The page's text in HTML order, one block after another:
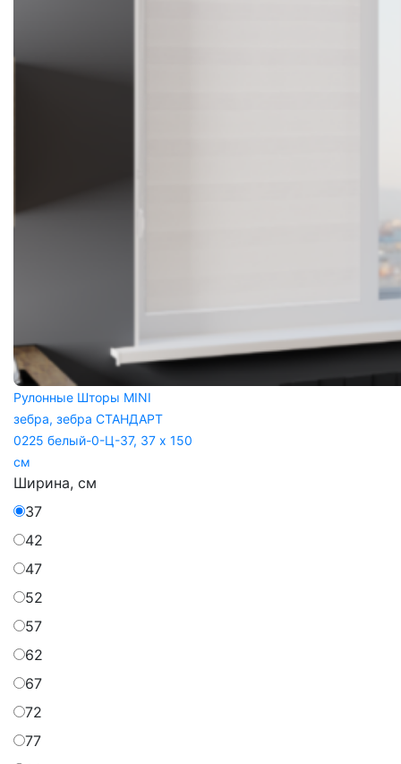
Рулонные Шторы MINI
зебра, зебра СТАНДАРТ
0225 белый-0-Ц-37, 37 x 150
см
Ширина, см
37
42
47
52
57
62
67
72
77